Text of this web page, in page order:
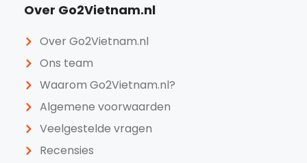
Over Go2Vietnam.nl
Over Go2Vietnam.nl
Ons team
Waarom Go2Vietnam.nl?
Algemene voorwaarden
Veelgestelde vragen
Recensies